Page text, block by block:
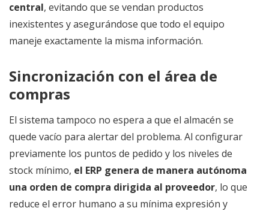
central, evitando que se vendan productos
inexistentes y asegurándose que todo el equipo
maneje exactamente la misma información.
Sincronización con el área de
compras
El sistema tampoco no espera a que el almacén se
quede vacío para alertar del problema. Al configurar
previamente los puntos de pedido y los niveles de
stock mínimo, el ERP genera de manera autónoma
una orden de compra dirigida al proveedor, lo que
reduce el error humano a su mínima expresión y